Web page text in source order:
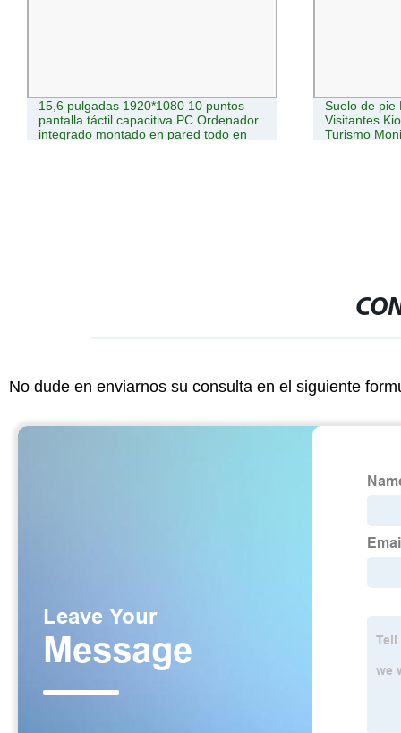
15,6 pulgadas 1920*1080 10 puntos
pantalla táctil capacitiva PC Ordenador
integrado montado en pared todo en
Suelo de pie
Visitantes
Turismo
No dude en enviarnos su consulta en el siguiente